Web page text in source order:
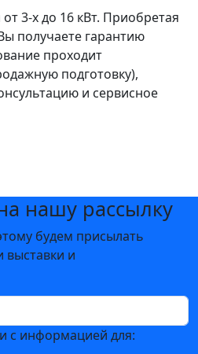
3-х до 16 кВт. Приобретая
получаете гарантию
проходит
подготовку),
и сервисное
нашу рассылку
будем присылать
выставки и
с информацией для: